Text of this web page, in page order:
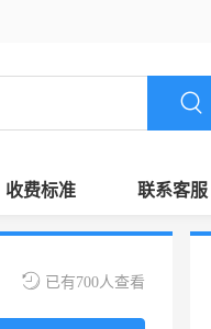
收费标准 联系客服
已有700人查看